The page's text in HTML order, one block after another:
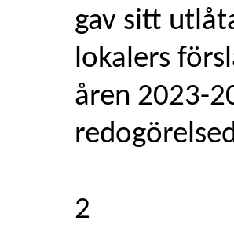
gav sitt
lokalers
åren 2023-
2